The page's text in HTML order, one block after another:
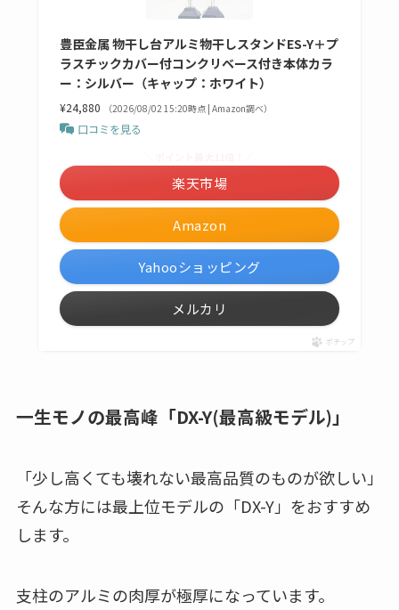
豊臣金属 物干し台アルミ物干しスタンドES-Y＋プ
ラスチックカバー付コンクリベース付き本体カラ
ー：シルバー（キャップ：ホワイト）
¥24,880 （2026/08/02 15:20時点 | Amazon調べ）
口コミを見る
Amazon
楽天市場
Yahooショッピング
メルカリ
ポチップ
一生モノの最高峰「DX-Y(最高級モデル)」
「少し高くても壊れない最高品質のものが欲しい」
そんな方には最上位モデルの「DX-Y」をおすすめ
します。
支柱のアルミの肉厚が極厚になっています。